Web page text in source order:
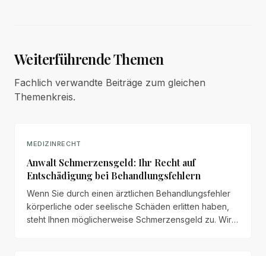
Weiterführende Themen
Fachlich verwandte Beiträge zum gleichen
Themenkreis.
MEDIZINRECHT
Anwalt Schmerzensgeld: Ihr Recht auf
Entschädigung bei Behandlungsfehlern
Wenn Sie durch einen ärztlichen Behandlungsfehler
körperliche oder seelische Schäden erlitten haben,
steht Ihnen möglicherweise Schmerzensgeld zu. Wir